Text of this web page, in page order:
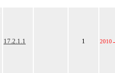
17.2.1.1 1 2010